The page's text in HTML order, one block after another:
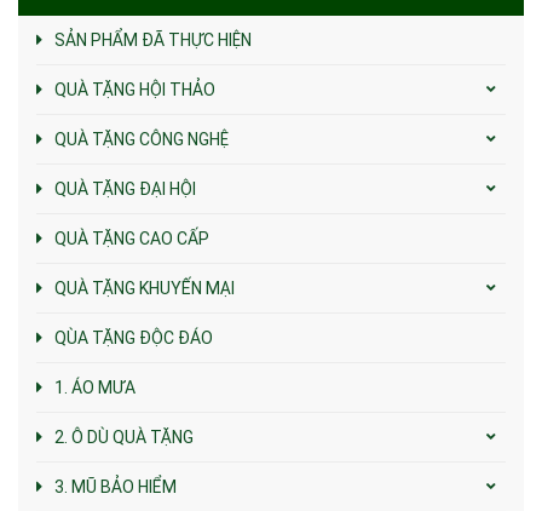
SẢN PHẨM ĐÃ THỰC HIỆN
QUÀ TẶNG HỘI THẢO
QUÀ TẶNG CÔNG NGHỆ
QUÀ TẶNG ĐẠI HỘI
QUÀ TẶNG CAO CẤP
QUÀ TẶNG KHUYẾN MẠI
QÙA TẶNG ĐỘC ĐÁO
1. ÁO MƯA
2. Ô DÙ QUÀ TẶNG
3. MŨ BẢO HIỂM